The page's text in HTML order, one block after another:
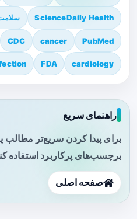
ScienceDaily Health
PubMed
cancer
CDC
cardiology
FDA
راهنمای سریع
برای پیدا کردن سریع‌تر مطالب
برچسب‌های پرکاربرد استفاده
صفحه اصلی